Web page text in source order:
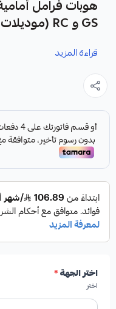
هوبات فرامل
GS و RC (موديلات 2005-2020)
نوفر لك هوبات الفرامل
موديلات 2005-2020.
مميزات المنتج:
✓من شركة Formula Parts المعروفة بجودتها.
✓مقاومة ممتازة
قراءة المزيد
اختر الجهة*
اختر